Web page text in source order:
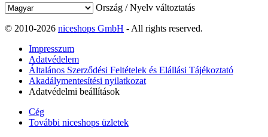
Ország / Nyelv változtatás
© 2010-2026 niceshops GmbH - All rights reserved.
Impresszum
Adatvédelem
Általános Szerződési Feltételek és Elállási Tájékoztató
Akadálymentesítési nyilatkozat
Adatvédelmi beállítások
Cég
További niceshops üzletek